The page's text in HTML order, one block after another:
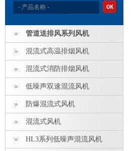
管道送排风系列风机
混流式高温排烟风机
混流式消防排烟风机
低噪声双速混流风机
防爆混流式风机
混流式风机
HL3系列低噪声混流风机